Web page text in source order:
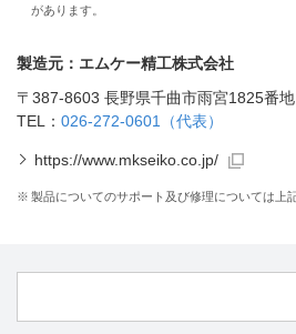
があります。
製造元：エムケー精工株式会社
〒387-8603 長野県千曲市雨宮1825番地
TEL： 026-272-0601（代表）
https://www.mkseiko.co.jp/
※ 製品についてのサポート及び修理については上